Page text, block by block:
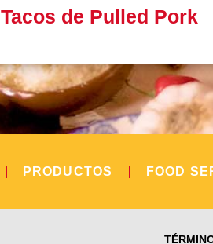
Tacos de Pulled Pork
PRODUCTOS FOOD